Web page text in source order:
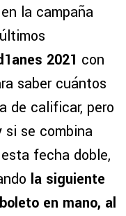
la campaña
2021 con
saber cuántos
de calificar, pero
se combina
fecha doble,
la siguiente
en mano, al